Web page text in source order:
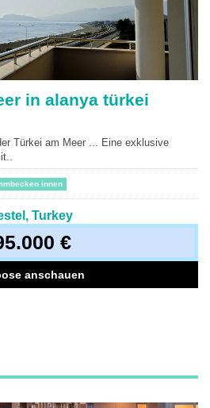
in alanya türkei
Türkei am Meer ... Eine exklusive
innen
Turkey
€
anschauen